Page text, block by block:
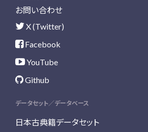
お問い合わせ
X (Twitter)
Facebook
YouTube
Github
データセット／データベース
日本古典籍データセット